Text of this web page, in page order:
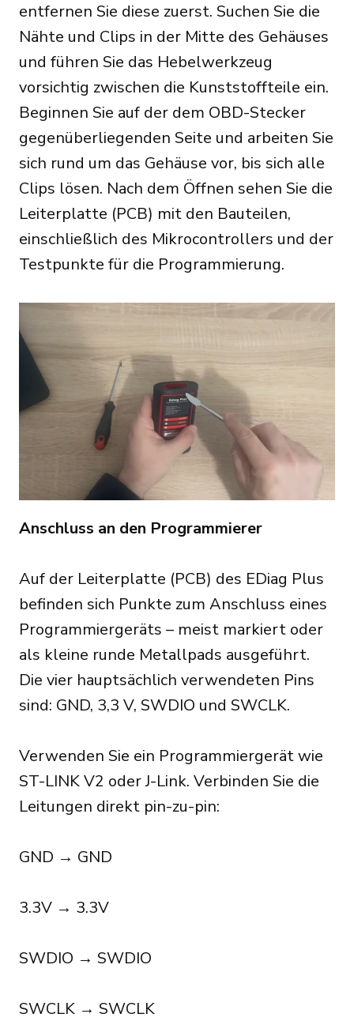
entfernen Sie diese zuerst. Suchen Sie die
Nähte und Clips in der Mitte des Gehäuses
und führen Sie das Hebelwerkzeug
vorsichtig zwischen die Kunststoffteile ein.
Beginnen Sie auf der dem OBD-Stecker
gegenüberliegenden Seite und arbeiten Sie
sich rund um das Gehäuse vor, bis sich alle
Clips lösen. Nach dem Öffnen sehen Sie die
Leiterplatte (PCB) mit den Bauteilen,
einschließlich des Mikrocontrollers und der
Testpunkte für die Programmierung.
Anschluss an den Programmierer
Auf der Leiterplatte (PCB) des EDiag Plus
befinden sich Punkte zum Anschluss eines
Programmiergeräts – meist markiert oder
als kleine runde Metallpads ausgeführt.
Die vier hauptsächlich verwendeten Pins
sind: GND, 3,3 V, SWDIO und SWCLK.
Verwenden Sie ein Programmiergerät wie
ST-LINK V2 oder J-Link. Verbinden Sie die
Leitungen direkt pin-zu-pin:
GND → GND
3.3V → 3.3V
SWDIO → SWDIO
SWCLK → SWCLK